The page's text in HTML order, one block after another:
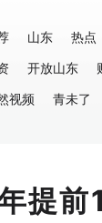
山东 热点
开放山东
视频
青未了
提